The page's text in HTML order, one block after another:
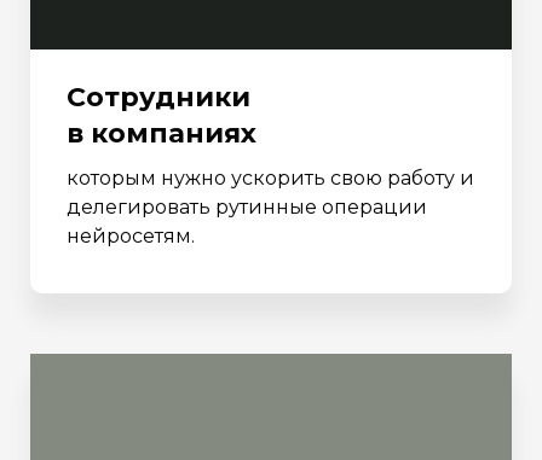
Сотрудники
в компаниях
которым нужно ускорить свою работу и
делегировать рутинные операции
нейросетям.